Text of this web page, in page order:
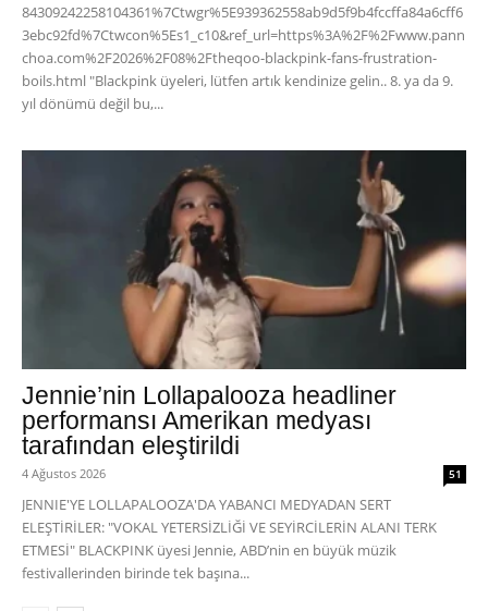
84309242258104361%7Ctwgr%5E939362558ab9d5f9b4fccffa84a6cff6
3ebc92fd%7Ctwcon%5Es1_c10&ref_url=https%3A%2F%2Fwww.pann
choa.com%2F2026%2F08%2Ftheqoo-blackpink-fans-frustration-
boils.html "Blackpink üyeleri, lütfen artık kendinize gelin.. 8. ya da 9.
yıl dönümü değil bu,...
Jennie’nin Lollapalooza headliner
performansı Amerikan medyası
tarafından eleştirildi
4 Ağustos 2026 51
JENNIE'YE LOLLAPALOOZA'DA YABANCI MEDYADAN SERT
ELEŞTİRİLER: "VOKAL YETERSİZLİĞİ VE SEYİRCİLERİN ALANI TERK
ETMESİ" BLACKPINK üyesi Jennie, ABD’nin en büyük müzik
festivallerinden birinde tek başına...